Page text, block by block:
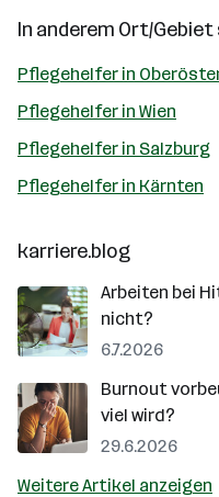
In anderem Ort/
Pflegehelfer in
Pflegehelfer in Wien
Pflegehelfer in Salzburg
Pflegehelfer in Kärnten
karriere.blog
Arbeiten bei
nicht?
6.7.2026
Burnout
viel wird?
29.6.2026
Weitere Artikel anzeigen